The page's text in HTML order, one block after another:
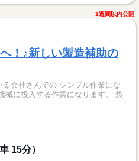
1週間以内公開
！♪新しい製造補助の
会社さんでの シンプル作業にな
15分）